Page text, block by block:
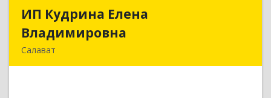
ИП Кудрина Елена
Владимировна
Салават
ИП Кудрина Елена